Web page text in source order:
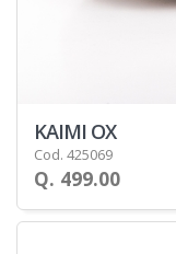
KAIMI OX
Cod. 425069
Q. 499.00